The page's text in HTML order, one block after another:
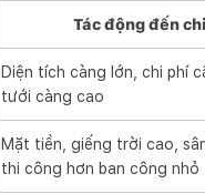
Tác động đến
Diện tích càng lớn, chi phí
tưới càng cao
Mặt tiền, giếng trời cao,
thi công hơn ban công nhỏ